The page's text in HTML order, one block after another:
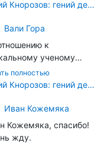
позднего
способа
высотной
В его основе лежит
частичных тонов.
системе часть
в себе целое, т.е.
остальные части и
их соотношения. Не
есть проекция
(как в звуковой
Юрий Кнорозов: гений дешифровки
Вали Гора
к
ученому
Жарниковой
применены схожие
кандидатскую
(ей даже
сразу дать
полностью
Юрий Кнорозов: гений дешифровки
Иван Кожемяка
Кожемяка, спасибо!
жду.